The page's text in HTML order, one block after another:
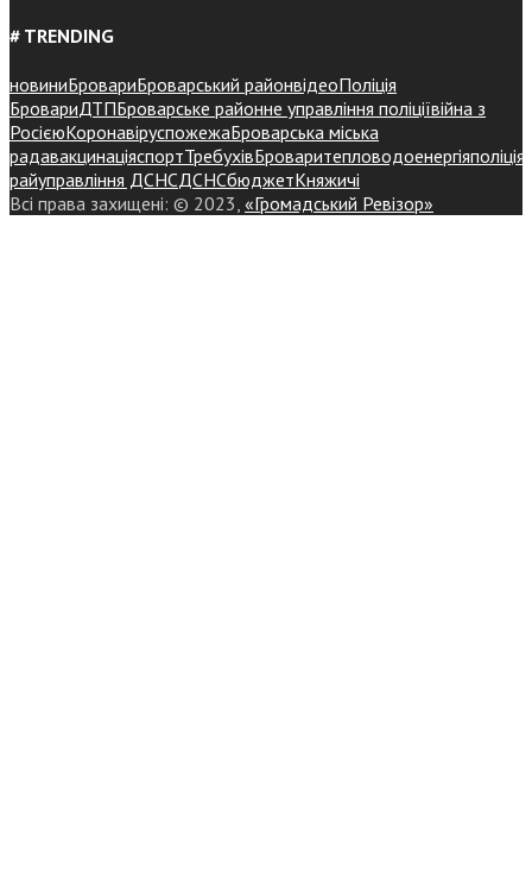
# TRENDING
новиниБровариБроварський районвідеоПоліція
БровариДТПБроварське районне управління поліціївійна з
РосієюКоронавіруспожежаБроварська міська
радавакцинаціяспортТребухівБроваритепловодоенергіяполіція
райуправління ДСНСДСНСбюджетКняжичі
Всі права захищені: © 2023, «Громадський Ревізор»